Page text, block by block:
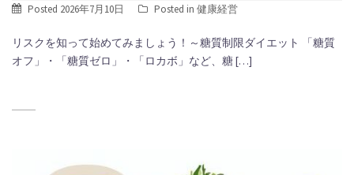
Posted 2026年7月10日 Posted in 健康経営
リスクを知って始めてみましょう！～糖質制限ダイエット 「糖質
オフ」・「糖質ゼロ」・「ロカボ」など、糖 […]